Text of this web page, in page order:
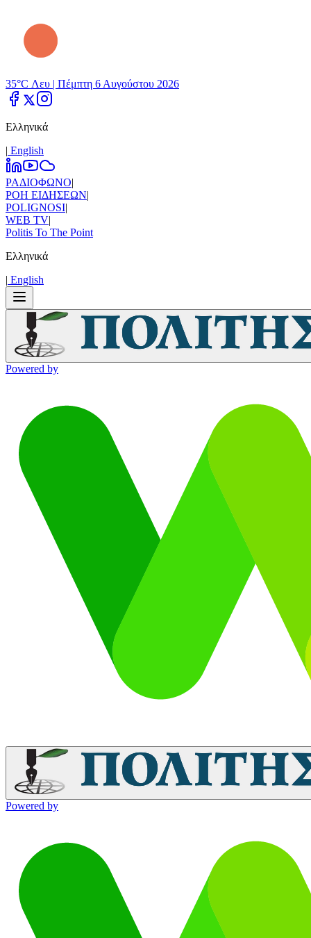
35°C Λευ | Πέμπτη 6 Αυγούστου 2026
Ελληνικά
| Εnglish
ΡΑΔΙΟΦΩΝΟ|
ΡΟΗ ΕΙΔΗΣΕΩΝ|
POLIGNOSI|
WEB TV|
Politis To The Point
Ελληνικά
| Εnglish
Powered by
Powered by